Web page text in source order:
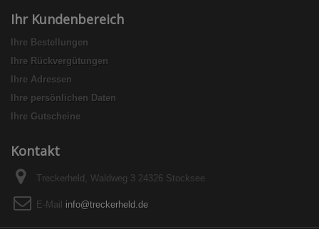
Ihr Kundenbereich
Ihre Bestellungen
Ihre Rückvergütungen
Ihre Adressen
Ihre persönlichen Daten
Ihre Gutscheine
Kontakt
Treckerheld, Waldweg 3 24326 Stocksee
E-Mail info@treckerheld.de